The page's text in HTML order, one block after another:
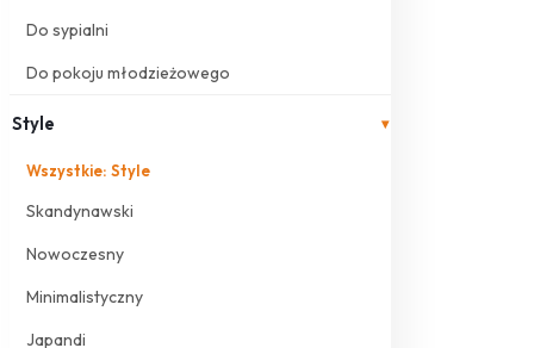
Do sypialni
Do pokoju młodzieżowego
Style ▾
Wszystkie: Style
Skandynawski
Nowoczesny
Minimalistyczny
Japandi